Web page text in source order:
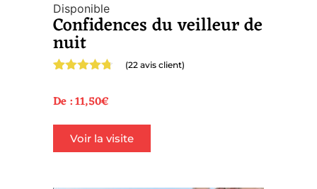
Disponible
Confidences du veilleur de
nuit
basé sur
client
(22 avis client)
De :11,50€
Voir la visite